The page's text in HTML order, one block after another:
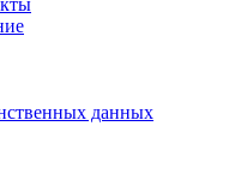
данных